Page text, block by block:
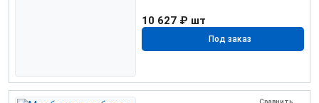
10 627 ₽ шт
Под заказ